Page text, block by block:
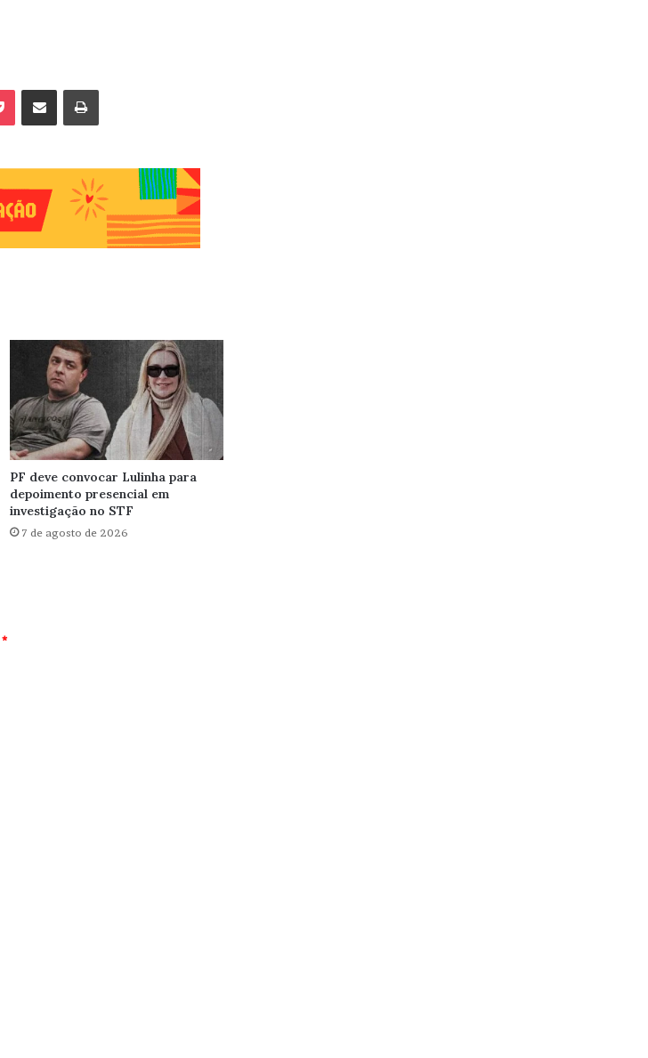
PF deve convocar Lulinha para
depoimento presencial em
investigação no STF
7 de agosto de 2026
*